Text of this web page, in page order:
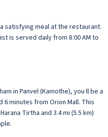
satisfying meal at the restaurant.
is served daily from 8:00 AM to
in Panvel (Kamothe), you ll be a
6 minutes from Orion Mall. This
Tirtha and 3.4 mi (5.5 km)